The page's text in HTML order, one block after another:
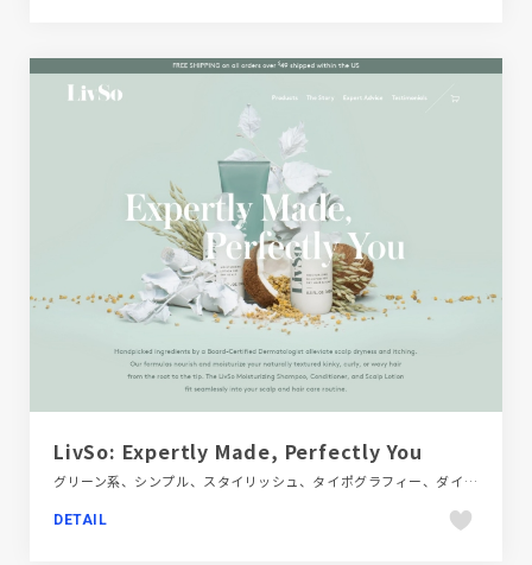
LivSo: Expertly Made, Perfectly You
グリーン系、シンプル、スタイリッシュ、タイポグラフィー、ダイナミック、ナチュラル、ファッション・ビューティー、ブランド・サービスサイト、モーション多め、大きめ写真、海外サイト
DETAIL